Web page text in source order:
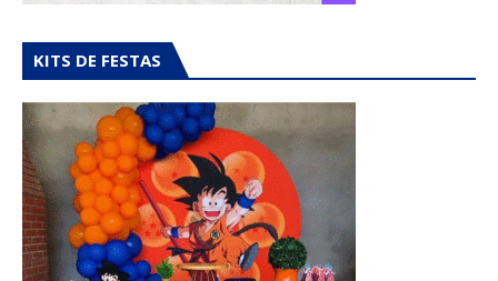
KITS DE FESTAS